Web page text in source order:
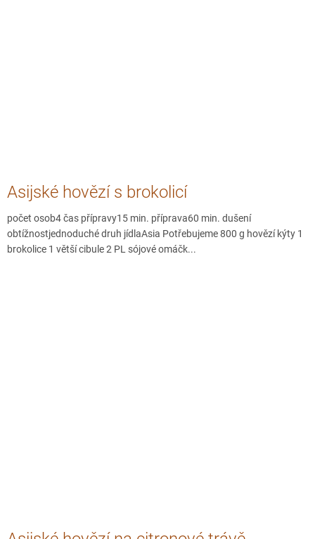
Asijské hovězí s brokolicí
počet osob4 čas přípravy15 min. příprava60 min. dušení
obtížnostjednoduché druh jídlaAsia Potřebujeme 800 g hovězí kýty 1
brokolice 1 větší cibule 2 PL sójové omáčk...